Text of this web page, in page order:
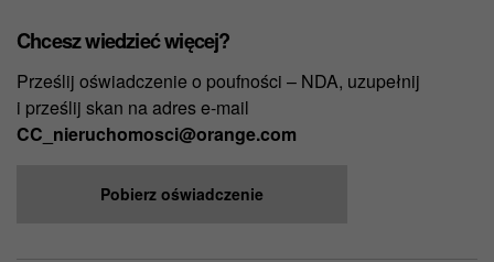
Chcesz wiedzieć więcej?
Prześlij oświadczenie o poufności – NDA, uzupełnij
i prześlij skan na adres e-mail
CC_nieruchomosci@orange.com
Pobierz oświadczenie